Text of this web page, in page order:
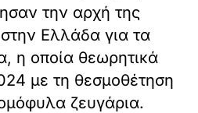
την αρχή της
Ελλάδα για τα
η οποία θεωρητικά
με τη θεσμοθέτηση
ζευγάρια.